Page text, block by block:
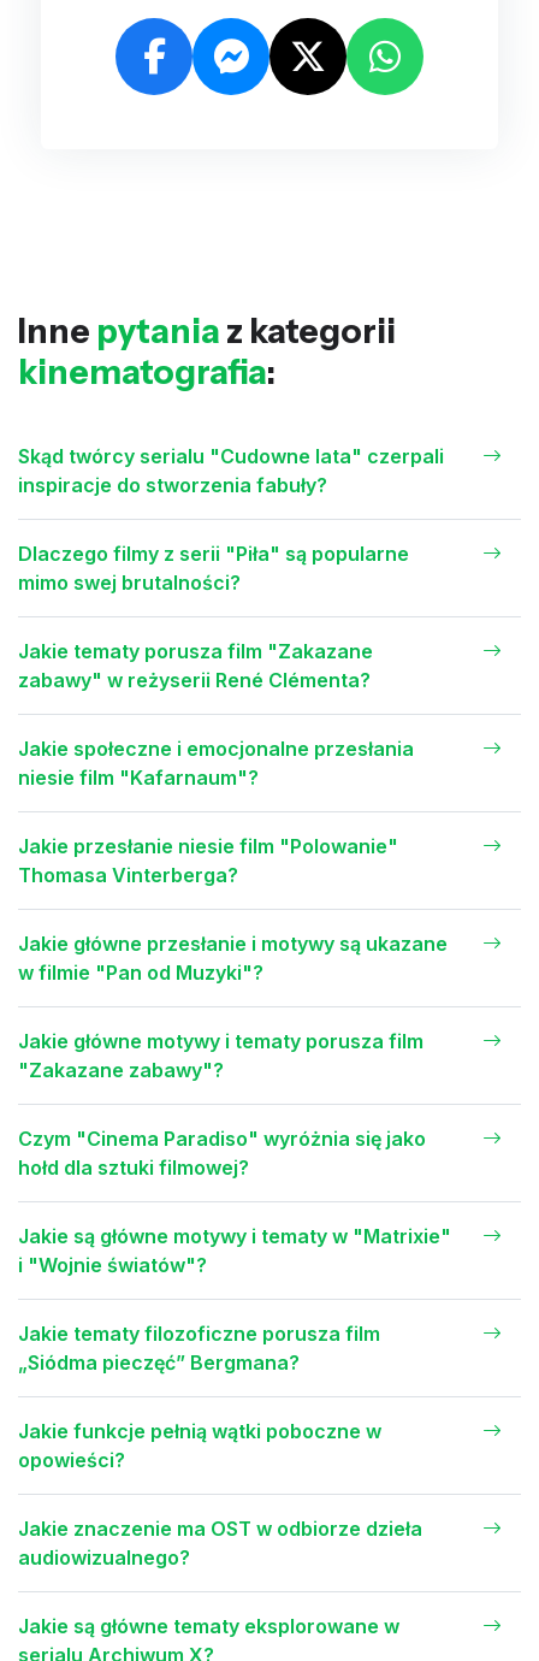
Inne pytania z kategorii
kinematografia:
Skąd twórcy serialu "Cudowne lata" czerpali
inspiracje do stworzenia fabuły?
Dlaczego filmy z serii "Piła" są popularne
mimo swej brutalności?
Jakie tematy porusza film "Zakazane
zabawy" w reżyserii René Clémenta?
Jakie społeczne i emocjonalne przesłania
niesie film "Kafarnaum"?
Jakie przesłanie niesie film "Polowanie"
Thomasa Vinterberga?
Jakie główne przesłanie i motywy są ukazane
w filmie "Pan od Muzyki"?
Jakie główne motywy i tematy porusza film
"Zakazane zabawy"?
Czym "Cinema Paradiso" wyróżnia się jako
hołd dla sztuki filmowej?
Jakie są główne motywy i tematy w "Matrixie"
i "Wojnie światów"?
Jakie tematy filozoficzne porusza film
„Siódma pieczęć” Bergmana?
Jakie funkcje pełnią wątki poboczne w
opowieści?
Jakie znaczenie ma OST w odbiorze dzieła
audiowizualnego?
Jakie są główne tematy eksplorowane w
serialu Archiwum X?